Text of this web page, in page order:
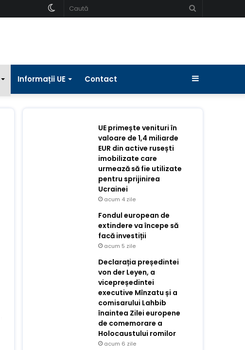
Schimbați
Informații UE Contact Bara
UE primește venituri în
valoare de 1,4 miliarde
EUR din active rusești
imobilizate care
urmează să fie utilizate
pentru sprijinirea
Ucrainei
acum 4 zile
Fondul european de
extindere va începe să
facă investiții
acum 5 zile
Declarația președintei
von der Leyen, a
vicepreședintei
executive Mînzatu și a
comisarului Lahbib
înaintea Zilei europene
de comemorare a
Holocaustului romilor
acum 6 zile